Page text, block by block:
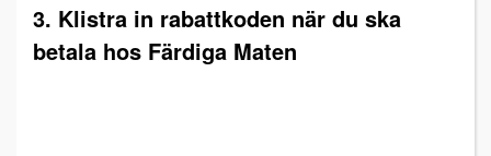
3. Klistra in rabattkoden när du ska
betala hos Färdiga Maten